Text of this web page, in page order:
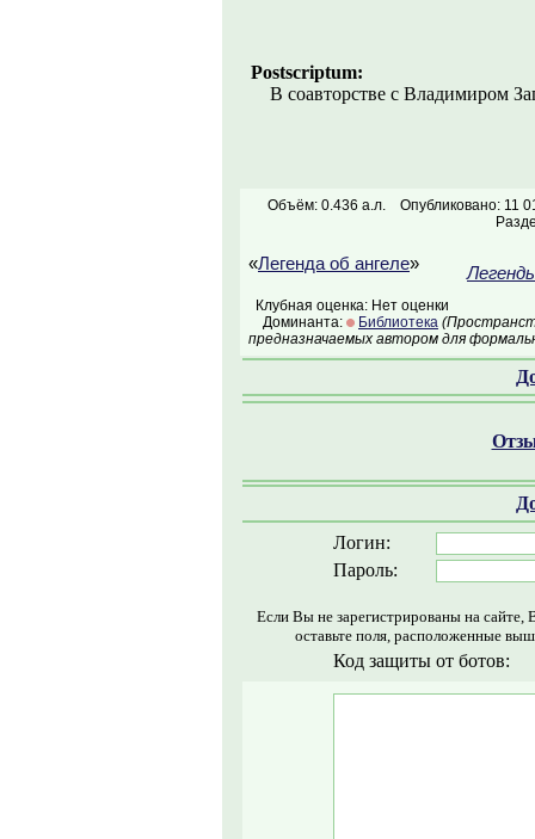
Postscriptum:
В соавторстве с Владимиром
Объём: 0.436 а.л.
Опубликовано: 11
«Легенда об ангеле»
Клубная оценка: Нет оценки
Доминанта:
Библиотека
предназначаемых автором для
Логин:
Пароль:
Если Вы не зарегистрированы на
оставьте поля, расположенные
Код защиты от ботов: